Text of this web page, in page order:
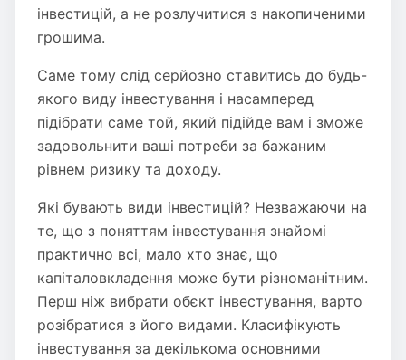
інвестицій, а не розлучитися з накопиченими
грошима.
Саме тому слід серйозно ставитись до будь-
якого виду інвестування і насамперед
підібрати саме той, який підійде вам і зможе
задовольнити ваші потреби за бажаним
рівнем ризику та доходу.
Які бувають види інвестицій? Незважаючи на
те, що з поняттям інвестування знайомі
практично всі, мало хто знає, що
капіталовкладення може бути різноманітним.
Перш ніж вибрати обєкт інвестування, варто
розібратися з його видами. Класифікують
інвестування за декількома основними